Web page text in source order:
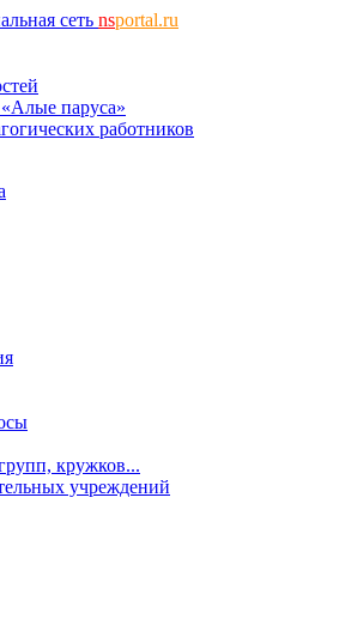
сеть nsportal.ru
паруса»
работников
кружков...
учреждений